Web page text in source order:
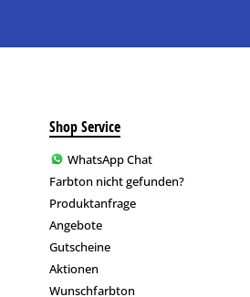
Shop Service
WhatsApp Chat
Farbton nicht gefunden?
Produktanfrage
Angebote
Gutscheine
Aktionen
Wunschfarbton